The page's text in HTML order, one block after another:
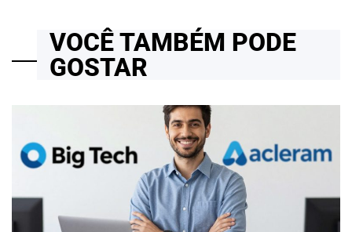
VOCÊ TAMBÉM PODE
GOSTAR